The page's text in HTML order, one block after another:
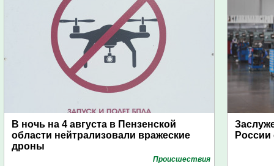
В ночь на 4 августа в Пензенской
области нейтрализовали вражеские
дроны
Проиcшествия
России